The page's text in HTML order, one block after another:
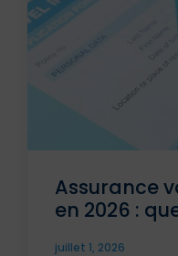
Assurance
en 2026 :
juillet 1, 2026